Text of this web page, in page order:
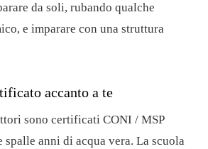
da soli, rubando qualche
e imparare con una struttura
accanto a te
sono certificati CONI / MSP
spalle anni di acqua vera. La scuola